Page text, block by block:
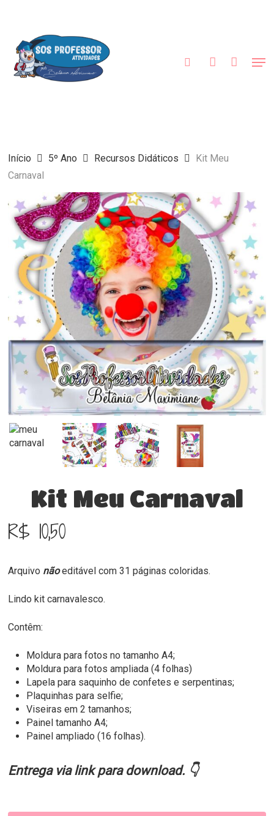
content
Início 5º Ano Recursos Didáticos
Kit Meu
Carnaval
Kit Meu Carnaval
R$ 10,50
Arquivo nãoeditável com 31 páginas coloridas.
Lindo kit carnavalesco.
Contêm:
Moldura para fotos no tamanho A4;
Moldura para fotos ampliada (4 folhas)
Lapela para saquinho de confetes e serpentinas;
Plaquinhas para selfie;
Viseiras em 2 tamanhos;
Painel tamanho A4;
Painel ampliado (16 folhas).
Entrega via link para download. 👇